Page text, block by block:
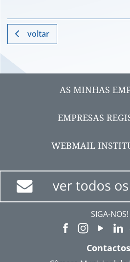
voltar
AS MINHAS
EMPRESAS
WEBMAIL
SIGA-NOS!
Contactos